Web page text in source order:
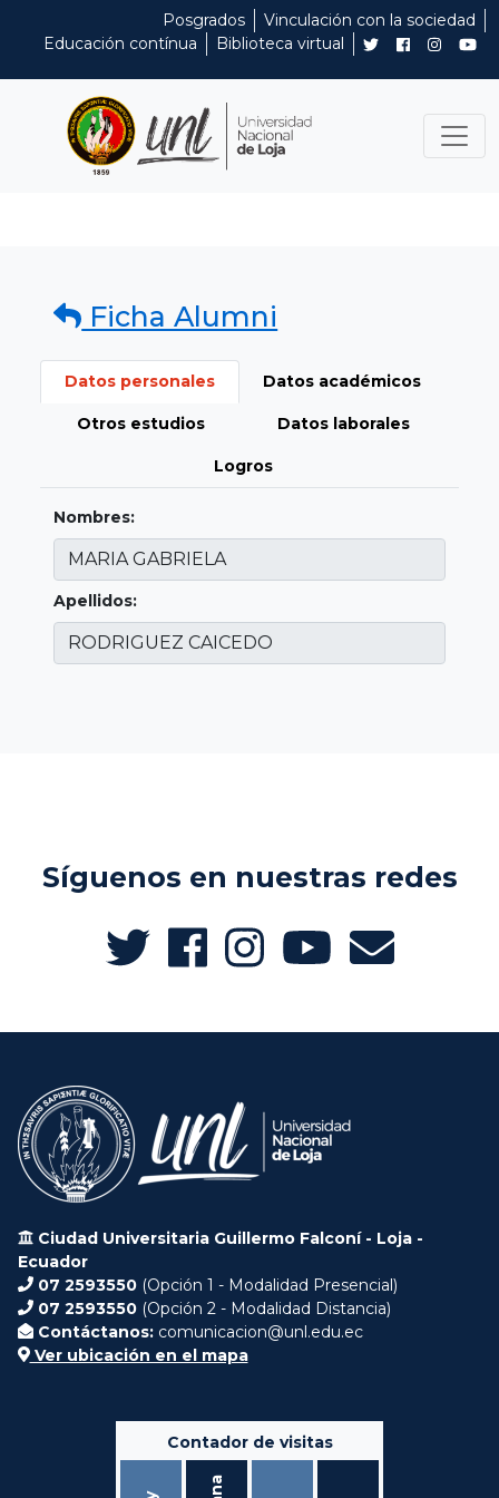
Posgrados
Vinculación con la sociedad
Educación contínua
Biblioteca virtual
Ficha Alumni
Datos personales Datos académicos
Otros estudios Datos laborales
Logros
Nombres:
Apellidos:
Síguenos en nuestras redes
Ciudad Universitaria Guillermo Falconí - Loja -
Ecuador
07 2593550 (Opción 1 - Modalidad Presencial)
07 2593550 (Opción 2 - Modalidad Distancia)
Contáctanos: comunicacion@unl.edu.ec
Ver ubicación en el mapa
Contador de visitas